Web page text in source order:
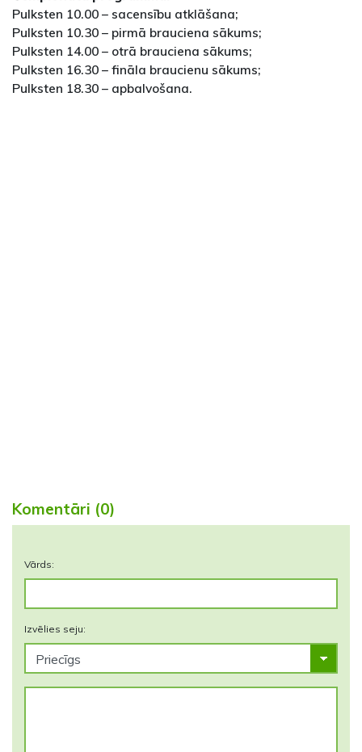
Pulksten 10.00 – sacensību atklāšana;
Pulksten 10.30 – pirmā brauciena sākums;
Pulksten 14.00 – otrā brauciena sākums;
Pulksten 16.30 – fināla braucienu sākums;
Pulksten 18.30 – apbalvošana.
Komentāri (0)
Vārds:
Izvēlies seju: